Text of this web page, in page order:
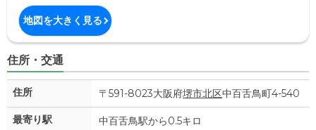
地図を大きく見る
住所・交通
住所 〒591-8023大阪府堺市北区中百舌鳥町4-540
最寄り駅 中百舌鳥駅から0.5キロ